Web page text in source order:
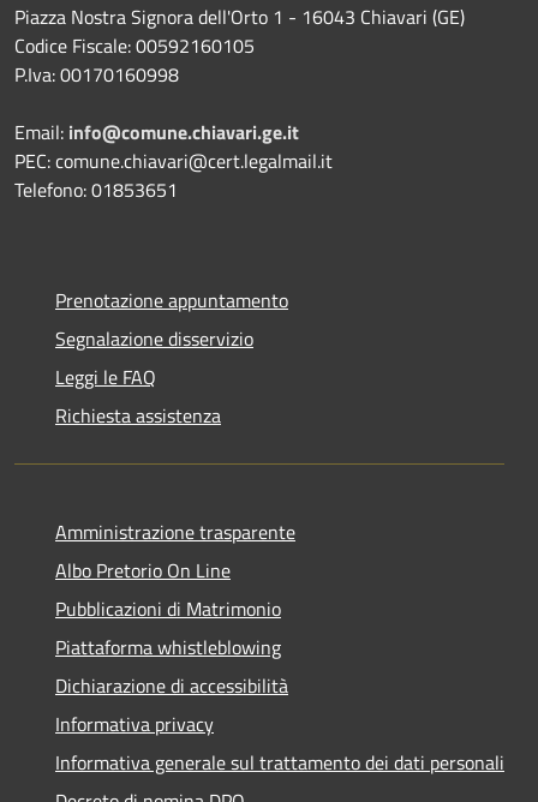
Piazza Nostra Signora dell'Orto 1 - 16043 Chiavari (GE)
Codice Fiscale: 00592160105
P.Iva: 00170160998
Email: info@comune.chiavari.ge.it
PEC: comune.chiavari@cert.legalmail.it
Telefono: 01853651
Prenotazione appuntamento
Segnalazione disservizio
Leggi le FAQ
Richiesta assistenza
Amministrazione trasparente
Albo Pretorio On Line
Pubblicazioni di Matrimonio
Piattaforma whistleblowing
Dichiarazione di accessibilità
Informativa privacy
Informativa generale sul trattamento dei dati personali